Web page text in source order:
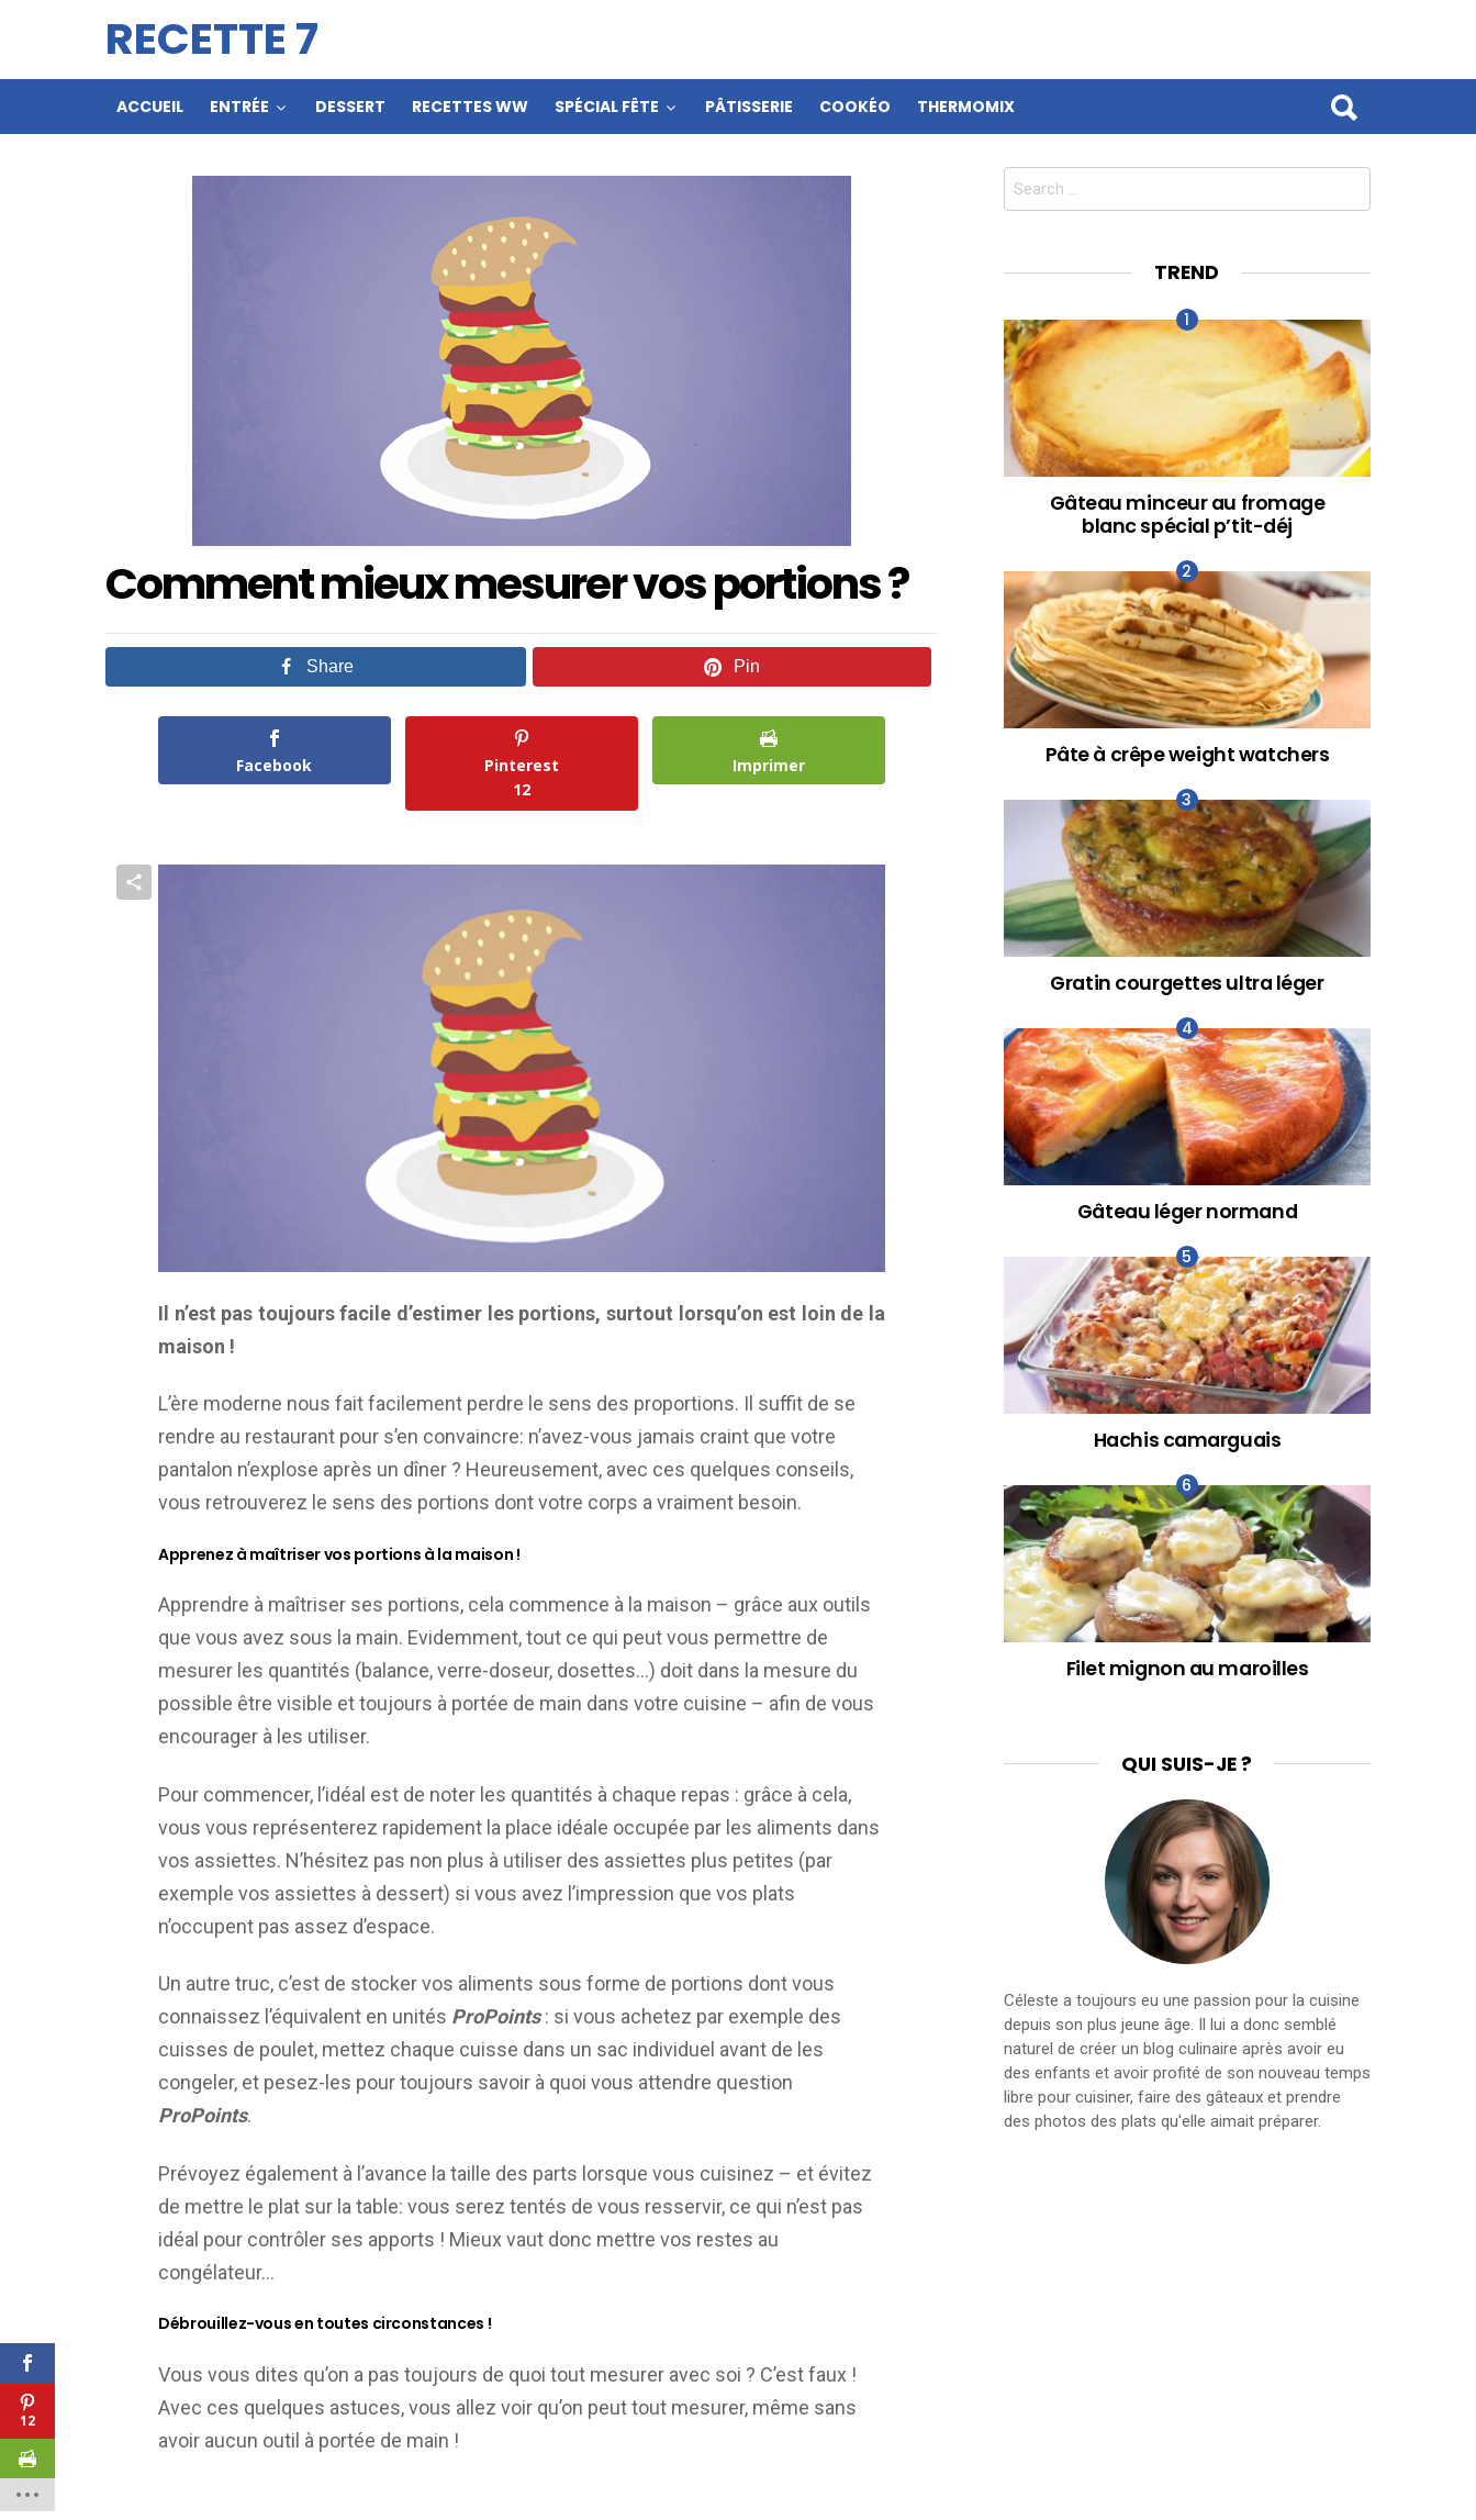
RECETTE 7
ACCUEIL ENTRÉE DESSERT RECETTES WW SPÉCIAL FÊTE PÂTISSERIE COOKÉO THERMOMIX
Comment mieux mesurer vos portions ?
Share Pin
Facebook
Pinterest
12
Imprimer
Il n’est pas toujours facile d’estimer les portions, surtout lorsqu’on est loin de la
maison !
L’ère moderne nous fait facilement perdre le sens des proportions. Il suffit de se
rendre au restaurant pour s’en convaincre: n’avez-vous jamais craint que votre
pantalon n’explose après un dîner ? Heureusement, avec ces quelques conseils,
vous retrouverez le sens des portions dont votre corps a vraiment besoin.
Apprenez à maîtriser vos portions à la maison !
Apprendre à maîtriser ses portions, cela commence à la maison – grâce aux outils
que vous avez sous la main. Evidemment, tout ce qui peut vous permettre de
mesurer les quantités (balance, verre-doseur, dosettes…) doit dans la mesure du
possible être visible et toujours à portée de main dans votre cuisine – afin de vous
encourager à les utiliser.
Pour commencer, l’idéal est de noter les quantités à chaque repas : grâce à cela,
vous vous représenterez rapidement la place idéale occupée par les aliments dans
vos assiettes. N’hésitez pas non plus à utiliser des assiettes plus petites (par
exemple vos assiettes à dessert) si vous avez l’impression que vos plats
n’occupent pas assez d’espace.
Un autre truc, c’est de stocker vos aliments sous forme de portions dont vous
connaissez l’équivalent en unités ProPoints: si vous achetez par exemple des
cuisses de poulet, mettez chaque cuisse dans un sac individuel avant de les
congeler, et pesez-les pour toujours savoir à quoi vous attendre question
ProPoints.
Prévoyez également à l’avance la taille des parts lorsque vous cuisinez – et évitez
de mettre le plat sur la table: vous serez tentés de vous resservir, ce qui n’est pas
idéal pour contrôler ses apports ! Mieux vaut donc mettre vos restes au
congélateur…
Débrouillez-vous en toutes circonstances !
Vous vous dites qu’on a pas toujours de quoi tout mesurer avec soi ? C’est faux !
Avec ces quelques astuces, vous allez voir qu’on peut tout mesurer, même sans
avoir aucun outil à portée de main !
Search
TREND
Gâteau minceur au fromage
blanc spécial p’tit-déj
Pâte à crêpe weight watchers
Gratin courgettes ultra léger
Gâteau léger normand
Hachis camarguais
Filet mignon au maroilles
QUI SUIS-JE ?
Céleste a toujours eu une passion pour la cuisine
depuis son plus jeune âge. Il lui a donc semblé
naturel de créer un blog culinaire après avoir eu
des enfants et avoir profité de son nouveau temps
libre pour cuisiner, faire des gâteaux et prendre
des photos des plats qu'elle aimait préparer.
12